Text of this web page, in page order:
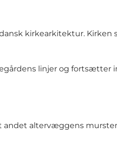
kirkearkitektur. Kirken
linjer og fortsætter
altervæggens